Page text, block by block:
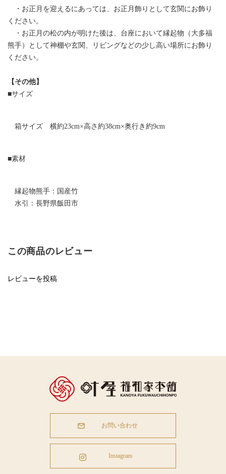
・お正月を迎えるにあっては、お正月飾りとして玄関にお飾り
ください。
・お正月の松の内が明けた後は、台座において縁起物（大多福
熊手）として神棚や玄関、リビングなどの少し高い場所にお飾り
ください。
【その他】
■サイズ
箱サイズ 横約23cm×高さ約38cm×奥行き約9cm
■素材
縁起物熊手：国産竹
水引：長野県飯田市
この商品のレビュー
レビューを投稿
お問い合わせ
Instagram